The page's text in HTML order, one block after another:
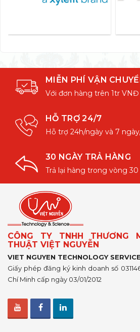
MIỄN PHÍ VẬN
Với đơn hàng trên 1tr VNĐ
HỖ TRỢ 24/7
Hỗ trợ 24h/ngày và 7
30 NGÀY TRẢ HÀNG
Trả lại hàng trong vòng
CÔNG TY TNHH THƯƠNG
THUẬT VIỆT NGUYỄN
VIET NGUYEN TECHNOLOGY
Giấy phép đăng ký kinh doanh số
Chí Minh cấp ngày 03/01/2012